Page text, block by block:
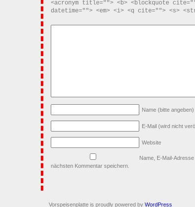
<acronym title=""> <b> <blockquote
datetime=""> <em> <i> <q cite=""> <s>
Name (bitte angeben)
E-Mail (wird nicht
Website
Name, E-Mail-
nächsten Kommentar speichern.
Vorspeisenplatte is proudly powered by WordPress